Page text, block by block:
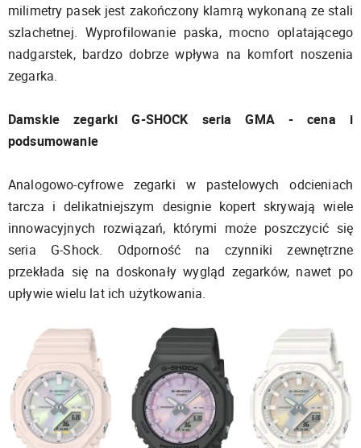
milimetry pasek jest zakończony klamrą wykonaną ze stali
szlachetnej. Wyprofilowanie paska, mocno oplatającego
nadgarstek, bardzo dobrze wpływa na komfort noszenia
zegarka.
Damskie zegarki G-SHOCK seria GMA - cena i
podsumowanie
Analogowo-cyfrowe zegarki w pastelowych odcieniach
tarcza i delikatniejszym designie kopert skrywają wiele
innowacyjnych rozwiązań, którymi może poszczycić się
seria G-Shock. Odporność na czynniki zewnętrzne
przekłada się na doskonały wygląd zegarków, nawet po
upływie wielu lat ich użytkowania.